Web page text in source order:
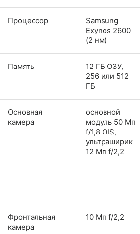
Процессор
Samsung
Exynos 2600
(2 нм)
Память
12 ГБ ОЗУ,
256 или 512
ГБ
Основная
камера
основной
модуль 50 Мп
f/1,8 OIS,
ультраширик
12 Мп f/2,2
Фронтальная
камера
10 Мп f/2,2